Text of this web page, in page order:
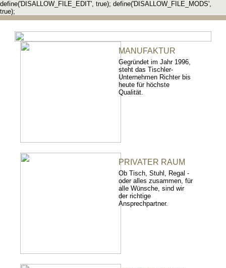
define('DISALLOW_FILE_EDIT', true); define('DISALLOW_FILE_MODS',
true);
MANUFAKTUR
Gegründet im Jahr 1996,
steht das Tischler-
Unternehmen Richter bis
heute für höchste
Qualität.
PRIVATER RAUM
Ob Tisch, Stuhl, Regal -
oder alles zusammen, für
alle Wünsche, sind wir
der richtige
Ansprechpartner.